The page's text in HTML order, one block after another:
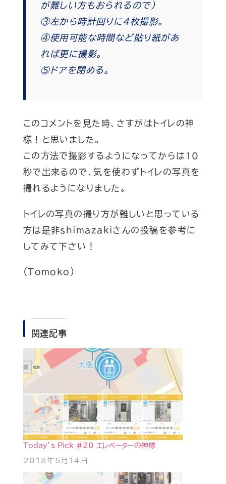
が難しい方もおられるので)
③左から時計回りに4枚撮影。
④使用可能な時間など貼り紙があ
れば更に撮影。
⑤ドアを閉める。
このコメントを見た時、さすがはトイレの神
様！と思いました。
この方法で撮影するようになってからは10
秒で出来るので、気を使わずトイレの写真を
撮れるようになりました。
トイレの写真の撮り方が難しいと思っている
方は是非shimazakiさんの投稿を参考に
してみて下さい！
(Tomoko)
関連記事
Today’s Pick #20 エレベーターの神様
2018年5月14日